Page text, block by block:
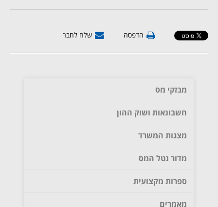
הדפסה שלח לחבר
מבזקי מס
חשבונאות ושוק ההון
מצגות המשרד
מדור נטל המס
ספרות מקצועית
מאמרים